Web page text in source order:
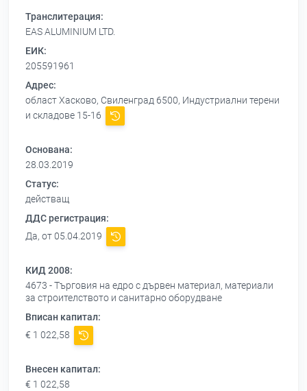
Транслитерация:
EAS ALUMINIUM LTD.
ЕИК:
205591961
Адрес:
област Хасково, Свиленград 6500, Индустриални терени
и складове 15-16
Основана:
28.03.2019
Статус:
действащ
ДДС регистрация:
Да, от 05.04.2019
КИД 2008:
4673 - Търговия на едро с дървен материал, материали
за строителството и санитарно оборудване
Вписан капитал:
€ 1 022,58
Внесен капитал:
€ 1 022,58